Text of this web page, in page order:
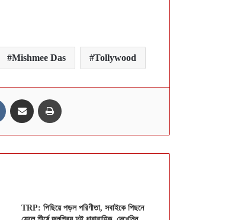
Mishmee Das Tollywood
VKontakte Share via Email
TRP: পিছিয়ে পড়ল পরিণীতা, সবাইকে পিছনে